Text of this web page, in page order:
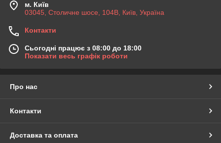
м. Київ
03045, Столичне шосе, 104B, Київ, Україна
Контакти
Сьогодні працює з 08:00 до 18:00
Показати весь графік роботи
Про нас
Контакти
Доставка та оплата